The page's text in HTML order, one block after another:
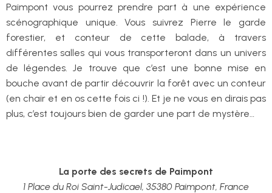
Paimpont vous pourrez prendre part à une expérience
scénographique unique. Vous suivrez Pierre le garde
forestier, et conteur de cette balade, à travers
différentes salles qui vous transporteront dans un univers
de légendes. Je trouve que c’est une bonne mise en
bouche avant de partir découvrir la forêt avec un conteur
(en chair et en os cette fois ci !). Et je ne vous en dirais pas
plus, c’est toujours bien de garder une part de mystère…
La porte des secrets de Paimpont
1 Place du Roi Saint-Judicael, 35380 Paimpont, France